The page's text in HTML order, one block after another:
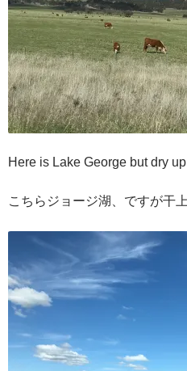
Here is Lake George but dry
こちらジョージ湖、ですが干